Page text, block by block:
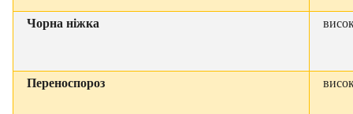
Чорна ніжка
Переноспороз